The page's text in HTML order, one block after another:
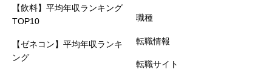
【飲料】平均年収ランキング
TOP10
【ゼネコン】平均年収ランキ
ング
職種
転職情報
転職サイト